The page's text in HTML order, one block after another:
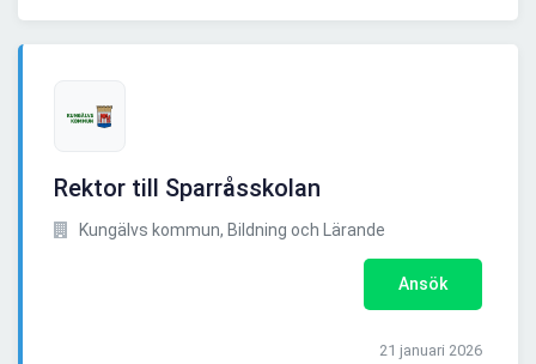
Rektor till Sparråsskolan
Kungälvs kommun, Bildning och Lärande
Ansök
21 januari 2026